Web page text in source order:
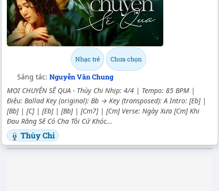
Nhạc trẻ Chưa chọn
Sáng tác: Nguyễn Văn Chung
MỌI CHUYỆN SẼ QUA - Thùy Chi Nhịp: 4/4 | Tempo: 85 BPM |
Điệu: Ballad Key (original): Bb → Key (transposed): A Intro: [Eb] |
[Bb] | [C] | [Eb] | [Bb] | [Cm7] | [Cm] Verse: Ngày Xưa [Cm] Khi
Đau Răng Sẽ Có Cha Tôi Cứ Khóc...
Thùy Chi